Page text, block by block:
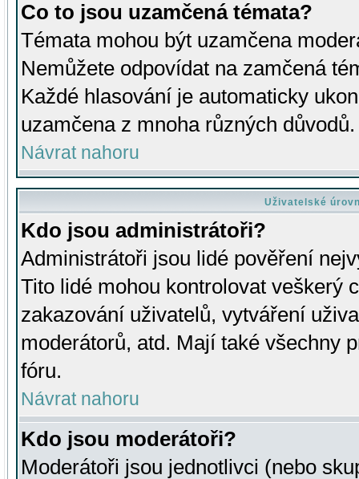
Co to jsou uzamčená témata?
Témata mohou být uzamčena
Nemůžete odpovídat na zamčená
Každé hlasování je automaticky
uzamčena z mnoha různých důvodů.
Návrat nahoru
Uživatelské
Kdo jsou administrátoři?
Administrátoři jsou lidé pověření
Tito lidé mohou kontrolovat veškerý
zakazování uživatelů, vytváření
moderátorů, atd. Mají také všechny
fóru.
Návrat nahoru
Kdo jsou moderátoři?
Moderátoři jsou jednotlivci (nebo